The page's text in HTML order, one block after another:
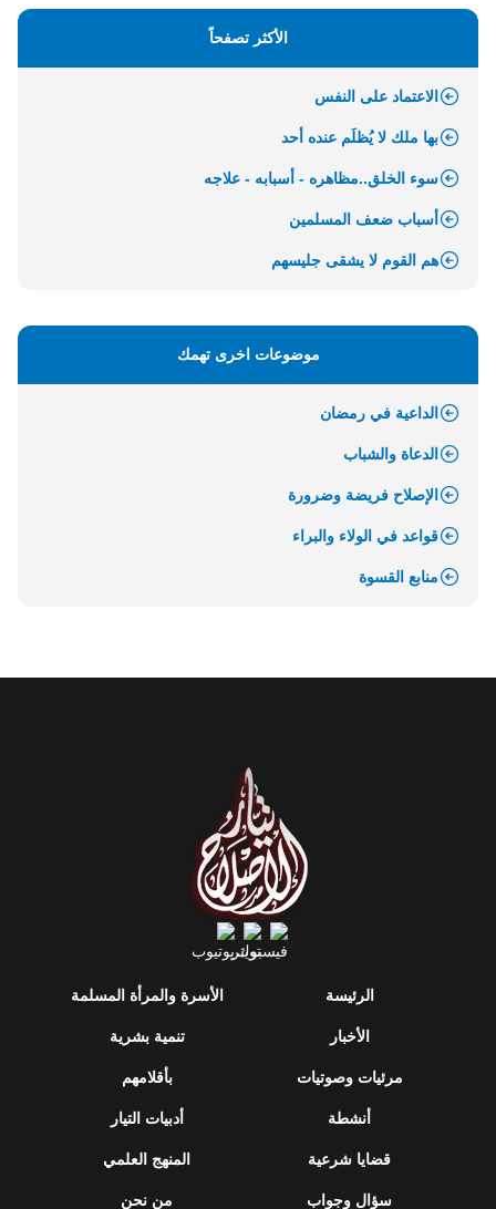
الأكثر تصفحاً
الاعتماد على النفس
بها ملك لا يُظلَم عنده أحد
سوء الخلق..مظاهره - أسبابه - علاجه
أسباب ضعف المسلمين
هم القوم لا يشقى جليسهم
موضوعات اخرى تهمك
الداعية في رمضان
الدعاة والشباب
الإصلاح فريضة وضرورة
قواعد في الولاء والبراء
منابع القسوة
الرئيسة
الأخبار
مرئيات وصوتيات
أنشطة
قضايا شرعية
سؤال وجواب
الأسرة والمرأة المسلمة
تنمية بشرية
بأقلامهم
أدبيات التيار
المنهج العلمي
من نحن